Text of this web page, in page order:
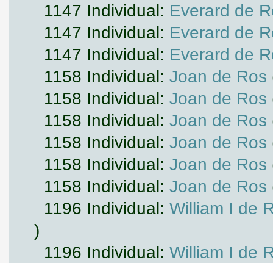
1147 Individual: Everard de
1147 Individual: Everard de
1147 Individual: Everard de
1158 Individual: Joan de Ros
1158 Individual: Joan de Ros
1158 Individual: Joan de Ros
1158 Individual: Joan de Ros
1158 Individual: Joan de Ros
1158 Individual: Joan de Ros
1196 Individual: William I de
)
1196 Individual: William I de